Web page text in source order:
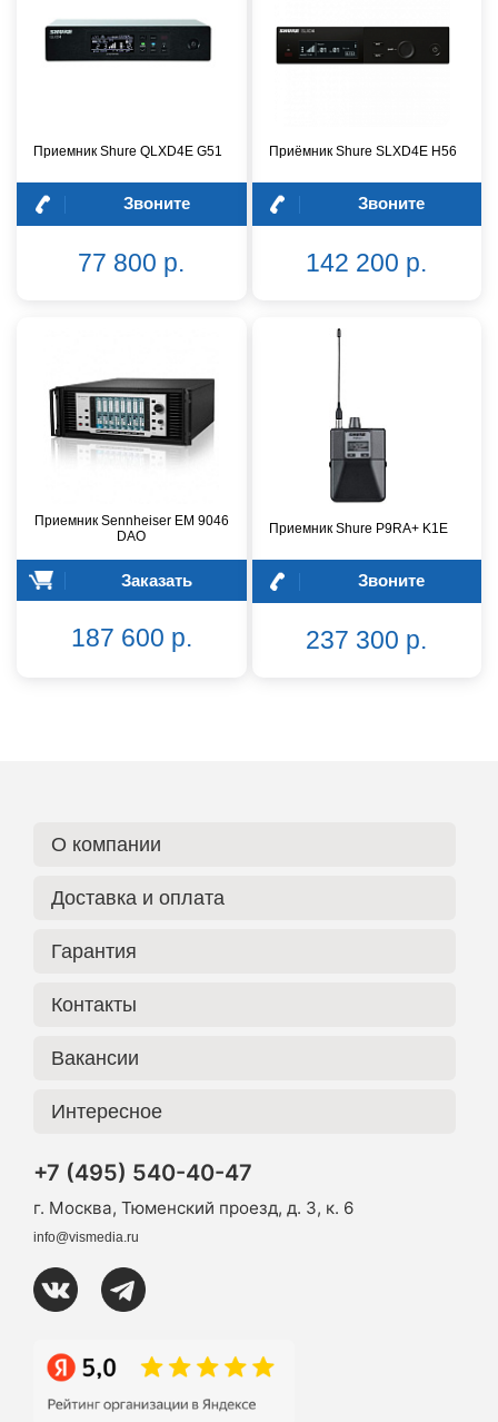
Приемник Shure QLXD4E G51
Звоните
77 800 р.
Приёмник Shure SLXD4E H56
Звоните
142 200 р.
Приемник Sennheiser EM 9046
DAO
Заказать
187 600 р.
Приемник Shure P9RA+ K1E
Звоните
237 300 р.
О компании
Доставка и оплата
Гарантия
Контакты
Вакансии
Интересное
+7 (495) 540-40-47
г. Москва, Тюменский проезд, д. 3, к. 6
info@vismedia.ru